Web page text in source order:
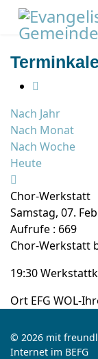
Nach Jahr
Nach Monat
Nach Woche
Heute
Chor-Werkstatt
Samstag, 07.
Aufrufe : 669
Chor-Werkstatt
19:30
Ort EFG WOL-
© 2026 mit
Internet im BEFG